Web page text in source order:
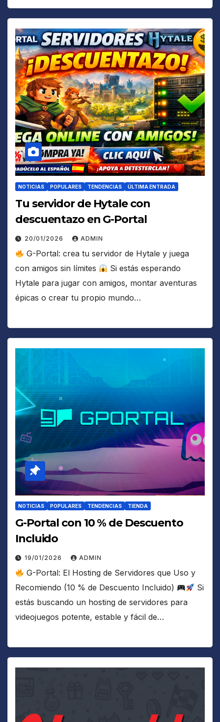
NOTICIAS POPULARES TENDENCIAS ÚLTIMA ENTRADA
Tu servidor de Hytale con
descuentazo en G-Portal
20/01/2026 ADMIN
G-Portal: crea tu servidor de Hytale y juega
con amigos sin límites
Si estás esperando
Hytale para jugar con amigos, montar aventuras
épicas o crear tu propio mundo…
NOTICIAS POPULARES TENDENCIAS TIENDA
G-Portal con 10 % de Descuento
Incluido
19/01/2026 ADMIN
G-Portal: El Hosting de Servidores que Uso y
Recomiendo (10 % de Descuento Incluido)
Si
estás buscando un hosting de servidores para
videojuegos potente, estable y fácil de…